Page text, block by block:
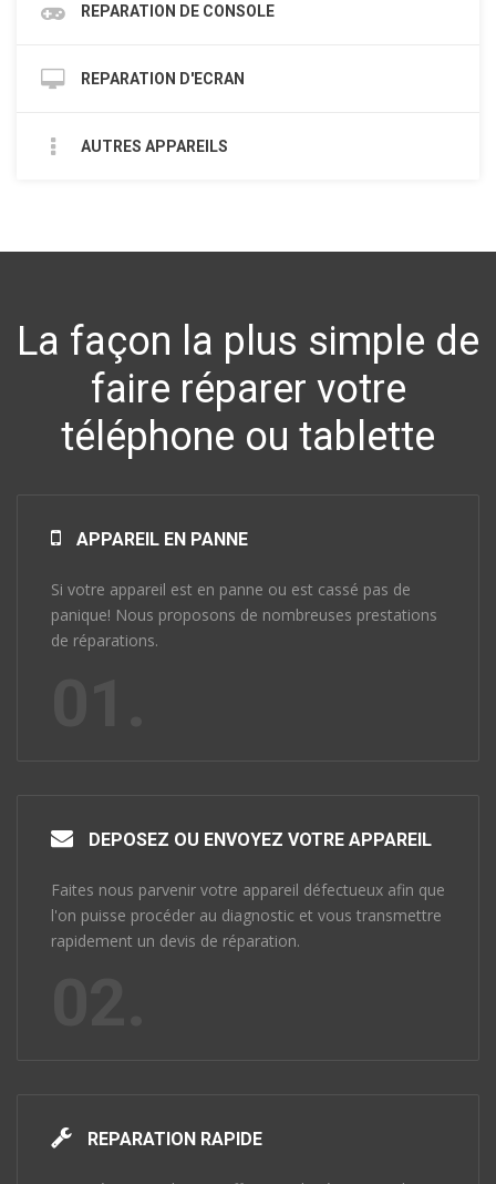
REPARATION DE CONSOLE
REPARATION D'ECRAN
AUTRES APPAREILS
La façon la plus simple de
faire réparer votre
téléphone ou tablette
APPAREIL EN PANNE
Si votre appareil est en panne ou est cassé pas de
panique! Nous proposons de nombreuses prestations
de réparations.
DEPOSEZ OU ENVOYEZ VOTRE APPAREIL
Faites nous parvenir votre appareil défectueux afin que
l'on puisse procéder au diagnostic et vous transmettre
rapidement un devis de réparation.
REPARATION RAPIDE